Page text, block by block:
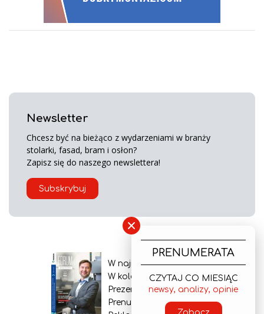
Newsletter
Chcesz być na bieżąco z wydarzeniami w branży
stolarki, fasad, bram i osłon?
Zapisz się do naszego newslettera!
Subskrybuj
W najnowszym wydaniu
W kolejnym numerze
Prezentacja gazety
Prenumerata
×
PRENUMERATA
CZYTAJ CO MIESIĄC
newsy, analizy, opinie